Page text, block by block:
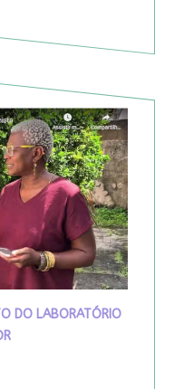
DO LABORATÓRIO